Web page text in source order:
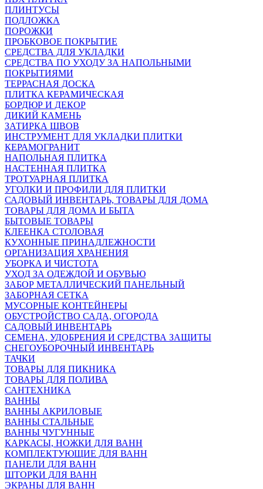
ПЛИНТУСЫ
ПОДЛОЖКА
ПОРОЖКИ
ПРОБКОВОЕ ПОКРЫТИЕ
СРЕДСТВА ДЛЯ УКЛАДКИ
СРЕДСТВА ПО УХОДУ ЗА НАПОЛЬНЫМИ
ПОКРЫТИЯМИ
ТЕРРАСНАЯ ДОСКА
ПЛИТКА КЕРАМИЧЕСКАЯ
БОРДЮР И ДЕКОР
ДИКИЙ КАМЕНЬ
ЗАТИРКА ШВОВ
ИНСТРУМЕНТ ДЛЯ УКЛАДКИ ПЛИТКИ
КЕРАМОГРАНИТ
НАПОЛЬНАЯ ПЛИТКА
НАСТЕННАЯ ПЛИТКА
ТРОТУАРНАЯ ПЛИТКА
УГОЛКИ И ПРОФИЛИ ДЛЯ ПЛИТКИ
САДОВЫЙ ИНВЕНТАРЬ, ТОВАРЫ ДЛЯ ДОМА
ТОВАРЫ ДЛЯ ДОМА И БЫТА
БЫТОВЫЕ ТОВАРЫ
КЛЕЕНКА СТОЛОВАЯ
КУХОННЫЕ ПРИНАДЛЕЖНОСТИ
ОРГАНИЗАЦИЯ ХРАНЕНИЯ
УБОРКА И ЧИСТОТА
УХОД ЗА ОДЕЖДОЙ И ОБУВЬЮ
ЗАБОР МЕТАЛЛИЧЕСКИЙ ПАНЕЛЬНЫЙ
ЗАБОРНАЯ СЕТКА
МУСОРНЫЕ КОНТЕЙНЕРЫ
ОБУСТРОЙСТВО САДА, ОГОРОДА
САДОВЫЙ ИНВЕНТАРЬ
СЕМЕНА, УДОБРЕНИЯ И СРЕДСТВА ЗАЩИТЫ
СНЕГОУБОРОЧНЫЙ ИНВЕНТАРЬ
ТАЧКИ
ТОВАРЫ ДЛЯ ПИКНИКА
ТОВАРЫ ДЛЯ ПОЛИВА
САНТЕХНИКА
ВАННЫ
ВАННЫ АКРИЛОВЫЕ
ВАННЫ СТАЛЬНЫЕ
ВАННЫ ЧУГУННЫЕ
КАРКАСЫ, НОЖКИ ДЛЯ ВАНН
КОМПЛЕКТУЮЩИЕ ДЛЯ ВАНН
ПАНЕЛИ ДЛЯ ВАНН
ШТОРКИ ДЛЯ ВАНН
ЭКРАНЫ ДЛЯ ВАНН